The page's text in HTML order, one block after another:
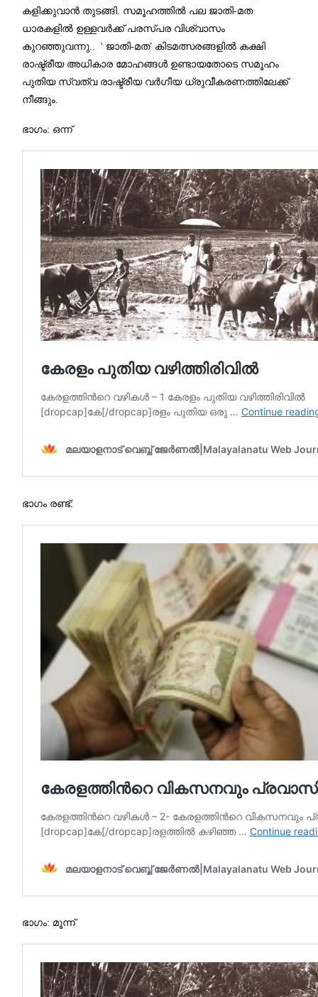
കളിക്കുവാൻ തുടങ്ങി. സമൂഹത്തിൽ പല ജാതി-മത
ധാരകളിൽ ഉള്ളവർക്ക് പരസ്പര വിശ്വാസം
കുറഞ്ഞുവന്നു.. ‘ ജാതി-മത’ കിടമത്സരങ്ങളിൽ കക്ഷി
രാഷ്ട്രീയ അധികാര മോഹങ്ങൾ ഉണ്ടായതോടെ സമൂഹം
പുതിയ സ്വത്വ രാഷ്ട്രീയ വർഗീയ ധ്രുവീകരണത്തിലേക്ക്
നീങ്ങും.
ഭാഗം: ഒന്ന്
ഭാഗം രണ്ട്:
ഭാഗം: മൂന്ന്